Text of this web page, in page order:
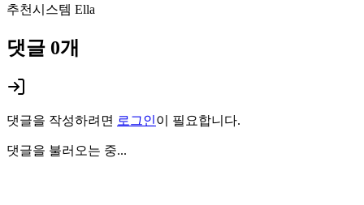
추천시스템 Ella
댓글 0개
댓글을 작성하려면 로그인이 필요합니다.
댓글을 불러오는 중...